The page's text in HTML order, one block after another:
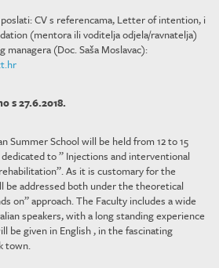
CV s referencama, Letter of intention, i
(mentora ili voditelja odjela/ravnatelja)
managera (Doc. Saša Moslavac):
s 27.6.2018.
Summer School will be held from 12 to 15
to ” Injections and interventional
As it is customary for the
be addressed both under the theoretical
on” approach. The Faculty includes a wide
speakers, with a long standing experience
be given in English , in the fascinating
town.